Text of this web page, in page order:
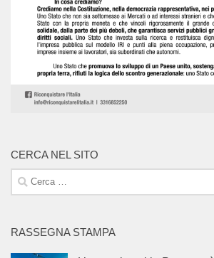
CERCA NEL SITO
Ricerca
per:
RASSEGNA STAMPA